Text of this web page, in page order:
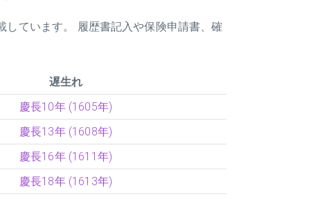
ています。 履歴書記入や保険申請書、確
遅生れ
慶長10年 (1605年)
慶長13年 (1608年)
慶長16年 (1611年)
慶長18年 (1613年)